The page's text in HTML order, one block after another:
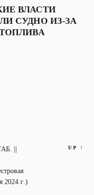
ВЛАСТИ
СУДНО ИЗ-ЗА
||
2024 г.)
UP ↑